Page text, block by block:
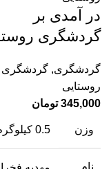
در آمدی بر
گردشگری
گردشگری, گردشگری
روستایی
345,000 تومان
وزن 0.5 کیلوگرم
نام